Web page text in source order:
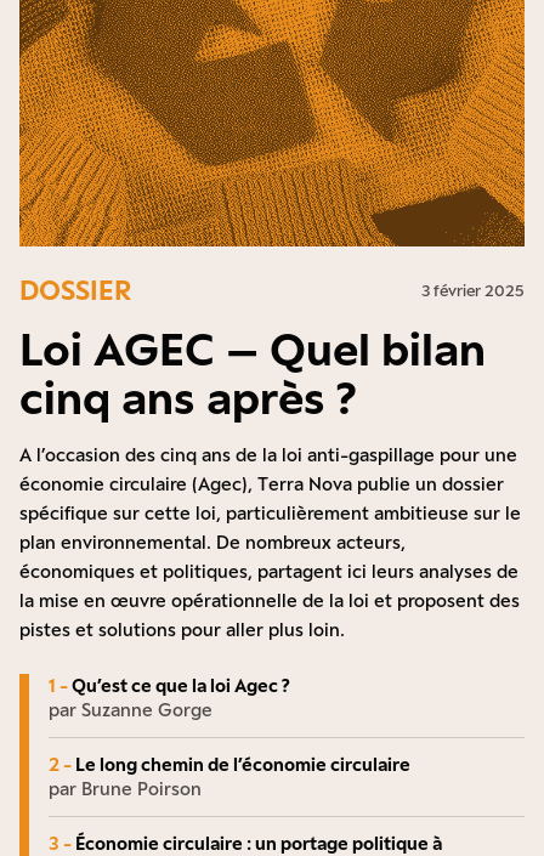
DOSSIER 3 février 2025
Loi AGEC – Quel bilan
cinq ans après ?
A l’occasion des cinq ans de la loi anti-gaspillage pour une
économie circulaire (Agec), Terra Nova publie un dossier
spécifique sur cette loi, particulièrement ambitieuse sur le
plan environnemental. De nombreux acteurs,
économiques et politiques, partagent ici leurs analyses de
la mise en œuvre opérationnelle de la loi et proposent des
pistes et solutions pour aller plus loin.
1 -Qu’est ce que la loi Agec ?
par Suzanne Gorge
2 - Le long chemin de l’économie circulaire
par Brune Poirson
3 - Économie circulaire : un portage politique à